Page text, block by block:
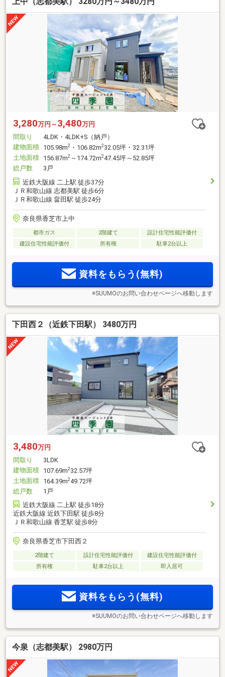
3,280万円～ 3,480万円
間取り
4LDK・4LDK+S（納戸）
建物面積 105.98m2 ・106.82m232.05坪・32.31坪
土地面積 156.87m2 ～174.72m247.45坪～52.85坪
総戸数
3戸
近鉄大阪線 二上駅 徒歩37分
ＪＲ和歌山線 志都美駅 徒歩6分
ＪＲ和歌山線 畠田駅 徒歩24分
奈良県香芝市上中
都市ガス 2階建て
設計住宅性能評価付
建設住宅性能評価付
所有権 駐車2台以上
資料をもらう(無料)
※SUUMOのお問い合わせページへ移動します
下田西２（近鉄下田駅） 3480万円
3,480万円
間取り
3LDK
建物面積 107.69m2 32.57坪
土地面積 164.39m249.72坪
総戸数
1戸
近鉄大阪線 二上駅 徒歩18分
近鉄大阪線 近鉄下田駅 徒歩8分
ＪＲ和歌山線 香芝駅 徒歩8分
奈良県香芝市下田西２
2階建て 設計住宅性能評価付
建設住宅性能評価付
所有権
駐車2台以上 即入居可
資料をもらう(無料)
※SUUMOのお問い合わせページへ移動します
今泉（志都美駅） 2980万円